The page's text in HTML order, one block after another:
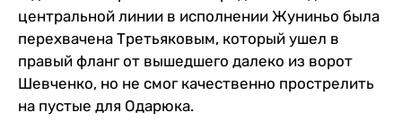
центральной линии в исполнении Жуниньо была
перехвачена Третьяковым, который ушел в
правый фланг от вышедшего далеко из ворот
Шевченко, но не смог качественно прострелить
на пустые для Одарюка.